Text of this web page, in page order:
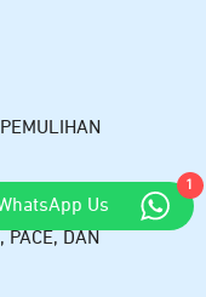
PACE, DAN
1
Us